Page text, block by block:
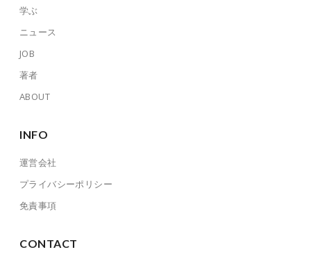
学ぶ
ニュース
JOB
著者
ABOUT
INFO
運営会社
プライバシーポリシー
免責事項
CONTACT